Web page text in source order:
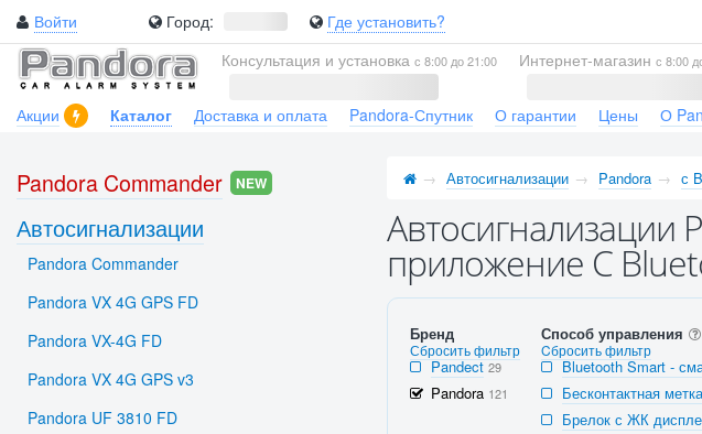
Войти Город: Где установить?
Консультация и установка с 8:00 до 21:00 Интернет-магазин с 8:00
Акции
Каталог Доставка и оплата Pandora-Спутник О гарантии Цены О
Автосигнализации Pandora с
Автосигнализации
приложение С
Бренд
Сбросить фильтр
Pandect 29
Pandora 121
Способ управления
Cбросить фильтр
Bluetooth Smart -
Бесконтактная метка
Брелок с ЖК
Pandora Commander NEW
Автосигнализации
Pandora Commander
Pandora VX 4G GPS FD
Pandora VX-4G FD
Pandora VX 4G GPS v3
Pandora UF 3810 FD